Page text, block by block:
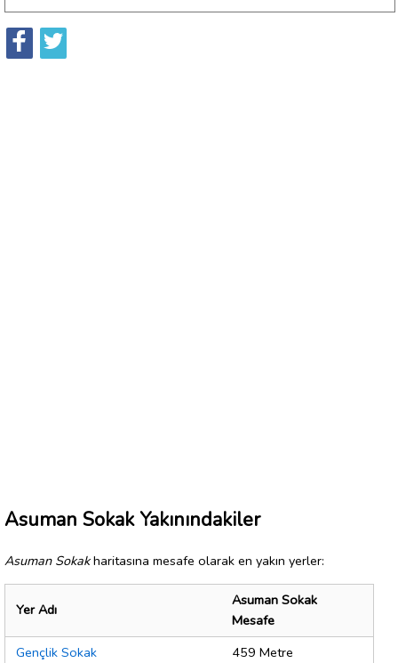
Asuman Sokak Yakınındakiler
Asuman Sokakharitasına mesafe olarak en yakın yerler:
Yer Adı
Asuman Sokak
Mesafe
Gençlik Sokak
459 Metre